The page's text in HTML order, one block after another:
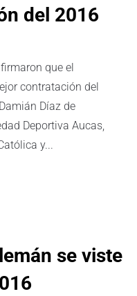
del 2016
que el
contratación del
Díaz de
Deportiva Aucas,
y...
se viste